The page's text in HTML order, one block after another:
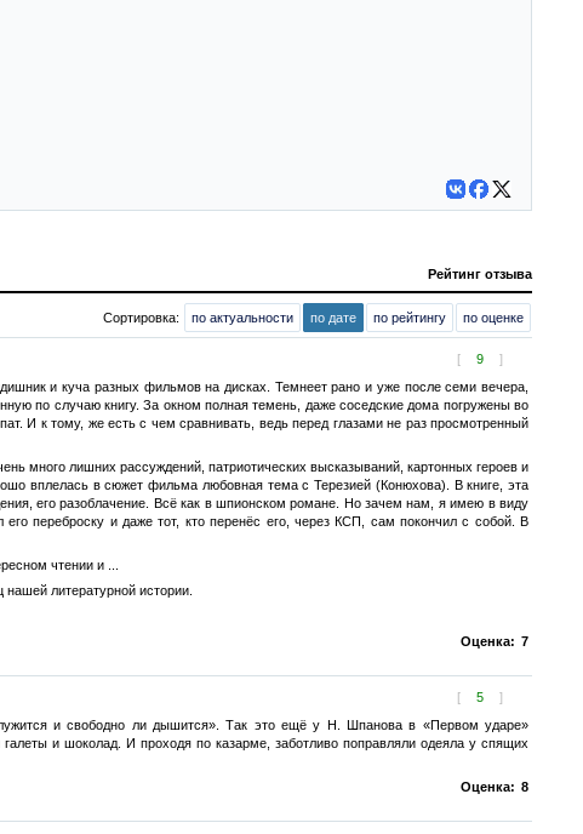
Рейтинг отзыва
Сортировка: по актуальности по дате по рейтингу по оценке
[ 9 ]
и куча разных фильмов на дисках. Темнеет рано и уже после семи вечера,
по случаю книгу. За окном полная темень, даже соседские дома погружены во
И к тому, же есть с чем сравнивать, ведь перед глазами не раз просмотренный
много лишних рассуждений, патриотических высказываний, картонных героев и
вплелась в сюжет фильма любовная тема с Терезией (Конюхова). В книге, эта
его разоблачение. Всё как в шпионском романе. Но зачем нам, я имею в виду
переброску и даже тот, кто перенёс его, через КСП, сам покончил с собой. В
чтении и ...
литературной истории.
Оценка: 7
[ 5 ]
и свободно ли дышится». Так это ещё у Н. Шпанова в «Первом ударе»
и шоколад. И проходя по казарме, заботливо поправляли одеяла у спящих
Оценка: 8